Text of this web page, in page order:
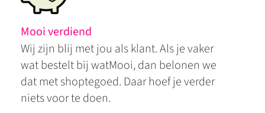
Mooi verdiend
Wij zijn blij met jou als klant. Als je vaker
wat bestelt bij watMooi, dan belonen we
dat met shoptegoed. Daar hoef je verder
niets voor te doen.